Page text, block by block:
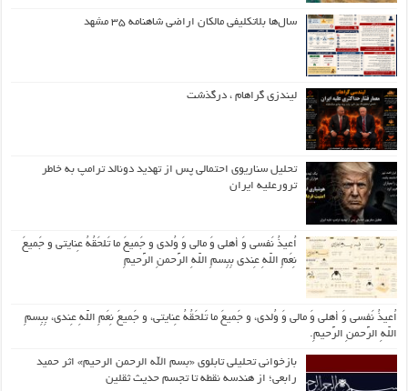
سال‌ها بلاتکلیفی مالکان اراضی شاهنامه ۳۵ مشهد
لیندزی گراهام ، درگذشت
تحلیل سناریوی احتمالی پس از تهدید دونالد ترامپ به خاطر
ترورعلیه ایران
اُعیذُ نَفسی وَ أهلی وَ مالی وَ وُلدی و جَمیعَ ما تَلحَقُهُ عِنایتی و جَمیعَ
نِعَمِ اللّهِ عِندی بِبِسمِ اللّهِ الرَّحمنِ الرَّحیمِ
اُعیذُ نَفسی وَ أهلی وَ مالی وَ وُلدی، و جَمیعَ ما تَلحَقُهُ عِنایتی، و جَمیعَ نِعَمِ اللّهِ عِندی، بِبِسمِ
اللّهِ الرَّحمنِ الرَّحیمِ.
بازخوانی تحلیلی تابلوی «بسم الله الرحمن الرحیم» اثر حمید
رابعی؛ از هندسه نقطه تا تجسم حدیث ثقلین